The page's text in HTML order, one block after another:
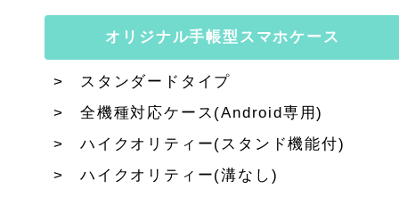
オリジナル手帳型スマホケース
スタンダードタイプ
全機種対応ケース(Android専用)
ハイクオリティー(スタンド機能付)
ハイクオリティー(溝なし)